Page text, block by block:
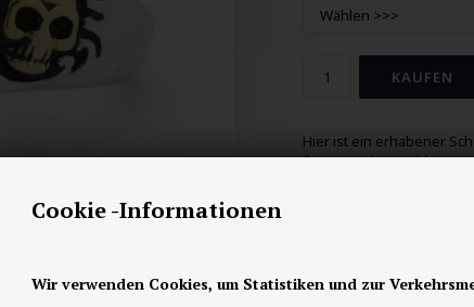
Cookie -Informationen
Wir verwenden Cookies, um Statistiken und zur
Hier ist ein erhabener
Steine und vergoldet, ist